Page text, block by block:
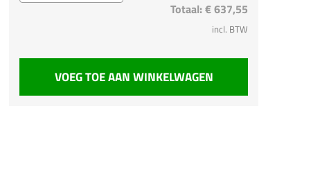
Totaal: € 637,55
incl. BTW
VOEG TOE AAN WINKELWAGEN